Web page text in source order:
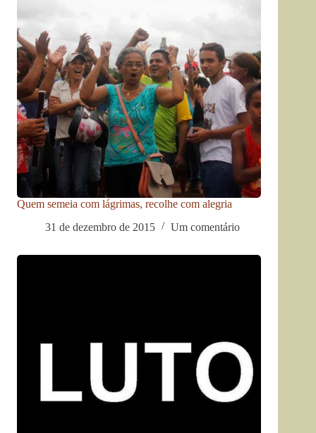
Quem semeia com lágrimas, recolhe com alegria
31 de dezembro de 2015
Um comentário